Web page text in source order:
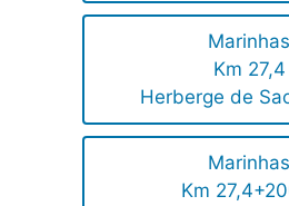
Marinhas
Km 27,4
Herberge de
Marinhas
Km